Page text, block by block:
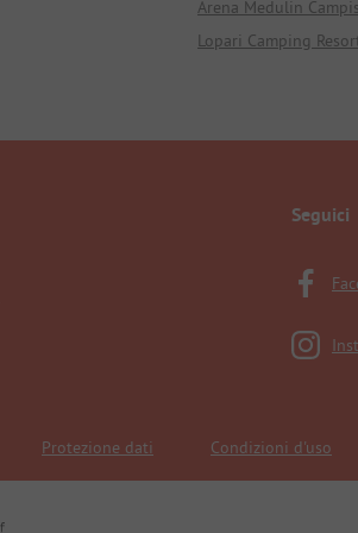
Arena Medulin
Lopari Camping
Seguici
Protezione dati Condizioni d'uso